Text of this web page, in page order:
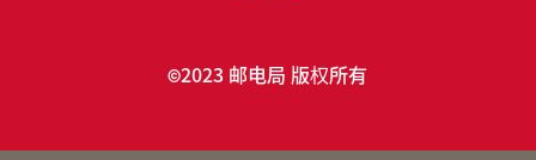
©2023 邮电局 版权所有